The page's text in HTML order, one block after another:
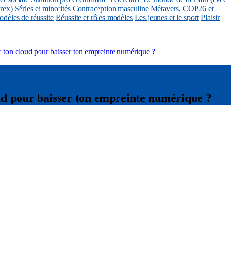
Séries et minorités Contraception masculine Métavers, COP26 et
de réussite Réussite et rôles modèles Les jeunes et le sport Plaisir
cloud pour baisser ton empreinte numérique ?
pour baisser ton empreinte numérique ?